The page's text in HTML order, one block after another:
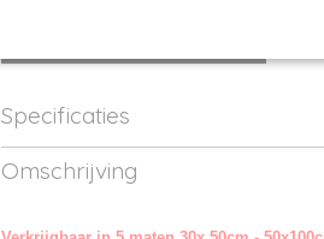
Specificaties
Productcode
Productcode leverancier
Omschrijving